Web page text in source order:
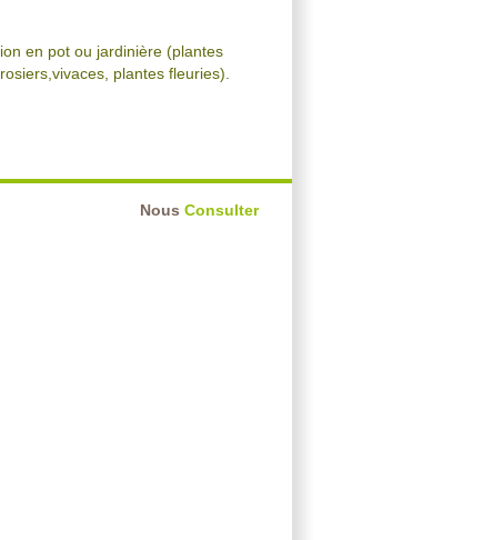
en pot ou jardinière (plantes
plantes fleuries).
Nous Consulter